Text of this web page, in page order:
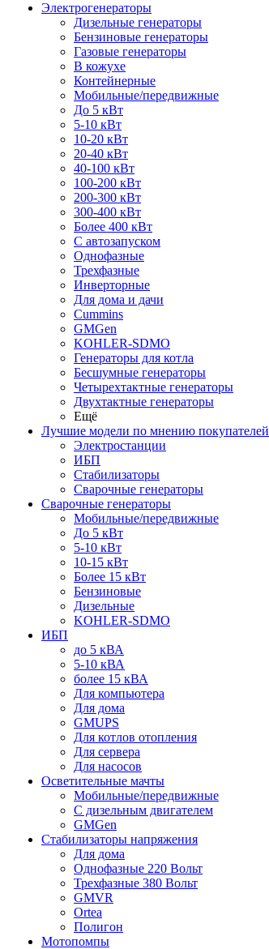
Электрогенераторы
Дизельные генераторы
Бензиновые генераторы
Газовые генераторы
В кожухе
Контейнерные
Мобильные/передвижные
До 5 кВт
5-10 кВт
10-20 кВт
20-40 кВт
40-100 кВт
100-200 кВт
200-300 кВт
300-400 кВт
Более 400 кВт
С автозапуском
Однофазные
Трехфазные
Инверторные
Для дома и дачи
Cummins
GMGen
KOHLER-SDMO
Генераторы для котла
Бесшумные генераторы
Четырехтактные генераторы
Двухтактные генераторы
Ещё
Лучшие модели по мнению покупателей
Электростанции
ИБП
Стабилизаторы
Сварочные генераторы
Сварочные генераторы
Мобильные/передвижные
До 5 кВт
5-10 кВт
10-15 кВт
Более 15 кВт
Бензиновые
Дизельные
KOHLER-SDMO
ИБП
до 5 кВА
5-10 кВА
более 15 кВА
Для компьютера
Для дома
GMUPS
Для котлов отопления
Для сервера
Для насосов
Осветительные мачты
Мобильные/передвижные
С дизельным двигателем
GMGen
Стабилизаторы напряжения
Для дома
Однофазные 220 Вольт
Трехфазные 380 Вольт
GMVR
Ortea
Полигон
Мотопомпы